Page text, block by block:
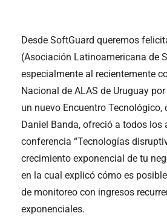
Desde SoftGuard queremos
(Asociación Latinoamericana de
especialmente al recientemente
Nacional de ALAS de Uruguay
un nuevo Encuentro Tecnológico,
Daniel Banda, ofreció a todos los
conferencia “Tecnologías
crecimiento exponencial de tu
en la cual explicó cómo es
de monitoreo con ingresos
exponenciales.